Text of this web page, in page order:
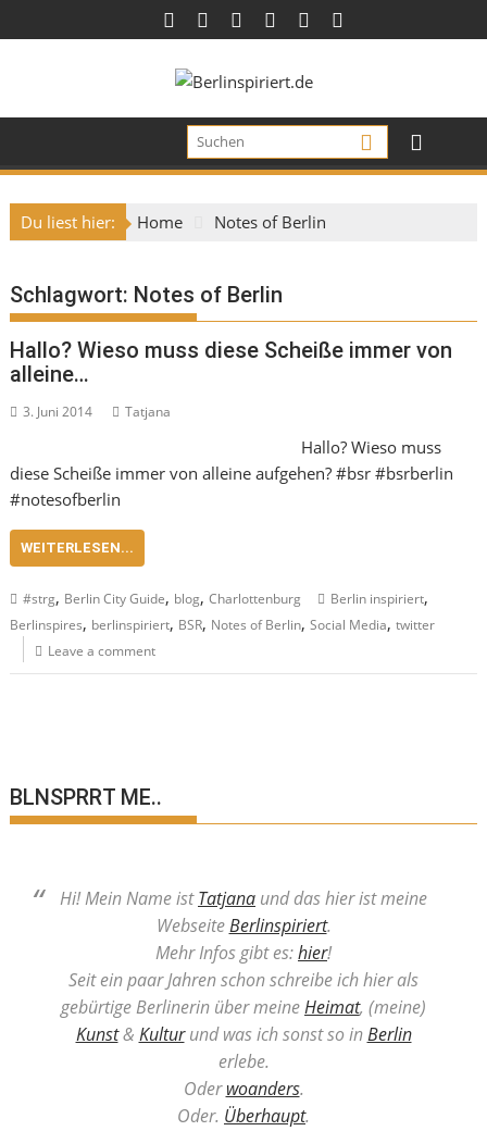
to
Du liest hier: Home Notes of Berlin
Schlagwort: Notes of Berlin
Hallo? Wieso muss diese Scheiße immer von
alleine…
3. Juni 2014 Tatjana
Hallo? Wieso muss
diese Scheiße immer von alleine aufgehen? #bsr #bsrberlin
#notesofberlin
WEITERLESEN...
#strg, Berlin City Guide, blog,Charlottenburg Berlin inspiriert,
Berlinspires, berlinspiriert, BSR, Notes of Berlin,Social Media,twitter
Leave a comment
BLNSPRRT ME..
Hi! Mein Name istTatjana und das hier ist meine
WebseiteBerlinspiriert.
Mehr Infos gibt es:hier!
Seit ein paar Jahren schon schreibe ich hier als
gebürtige Berlinerin über meineHeimat, (meine)
Kunst& Kulturund was ich sonst so inBerlin
erlebe.
Oderwoanders.
Oder. Überhaupt.